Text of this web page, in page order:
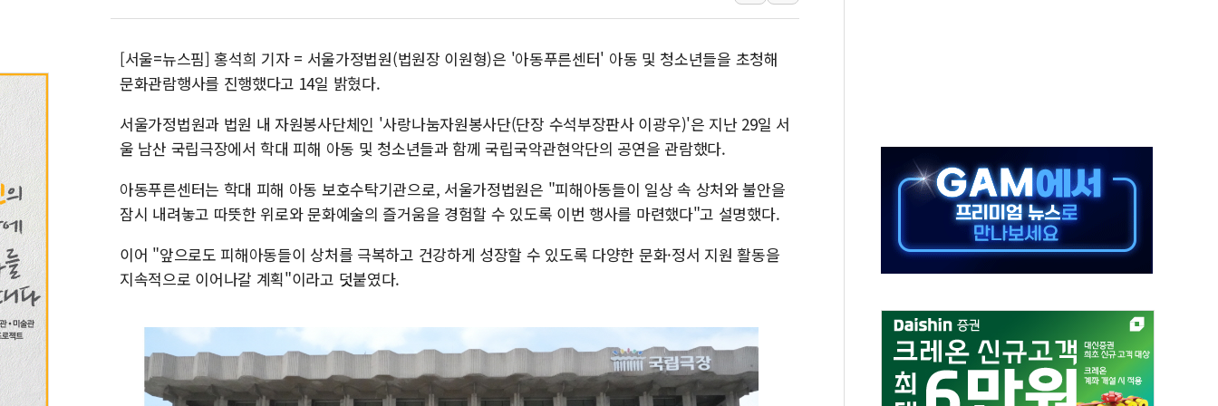
뉴욕증시 프리뷰, 美 고용 쇼크에 금리 인상 우려 후퇴…나스닥 선물 1%대 상승
[종합] 美 7월 고용 2만3000명 감소 '쇼크'…9월 금리 인상 기대 후퇴
보훈부, 미 DPAA와 MOU… "6·25 미군 실종자 7359명 끝까지 찾겠다"
트럼프 "금리 내려야"…파월 때와 달리 워시엔 톤 낮춰
[서울=뉴스핌] 홍석희 기자 = 서울가정법원(법원장 이원형)은 '아동푸른센터' 아동 및 청소년들을 초청해
문화관람행사를 진행했다고 14일 밝혔다.
서울가정법원과 법원 내 자원봉사단체인 '사랑나눔자원봉사단(단장 수석부장판사 이광우)'은 지난 29일 서
울 남산 국립극장에서 학대 피해 아동 및 청소년들과 함께 국립국악관현악단의 공연을 관람했다.
아동푸른센터는 학대 피해 아동 보호수탁기관으로, 서울가정법원은 "피해아동들이 일상 속 상처와 불안을
잠시 내려놓고 따뜻한 위로와 문화예술의 즐거움을 경험할 수 있도록 이번 행사를 마련했다"고 설명했다.
이어 "앞으로도 피해아동들이 상처를 극복하고 건강하게 성장할 수 있도록 다양한 문화·정서 지원 활동을
지속적으로 이어나갈 계획"이라고 덧붙였다.